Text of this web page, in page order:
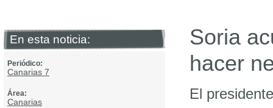
En esta noticia:
Periódico:
Canarias 7
Área:
Canarias
Soria
hacer
El